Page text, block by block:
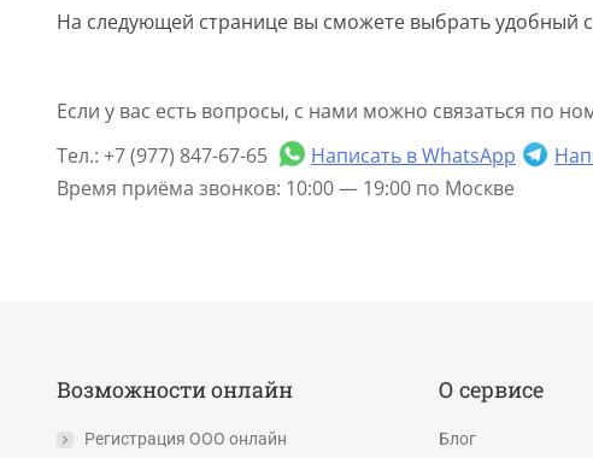
На следующей странице вы сможете выбрать удобный
Если у вас есть вопросы, с нами можно связаться по
Тел.: +7 (977) 847-67-65
Написать в WhatsApp
Время приёма звонков: 10:00 — 19:00 по Москве
Возможности онлайн
Регистрация ООО онлайн
О сервисе
Блог